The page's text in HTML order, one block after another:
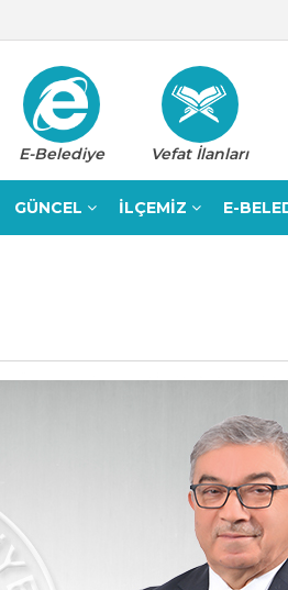
E-Belediye Vefat İlanları
GÜNCEL İLÇEMİZ E-